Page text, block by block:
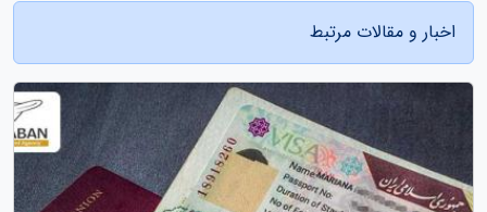
اخبار و مقالات مرتبط